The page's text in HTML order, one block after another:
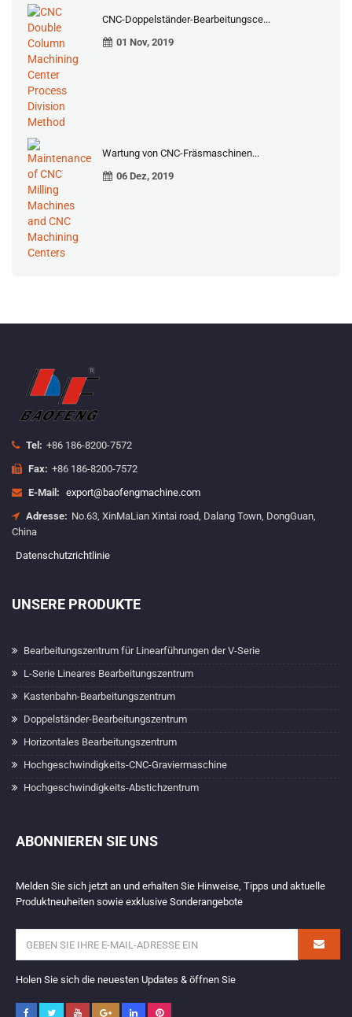
CNC-Doppelständer-Bearbeitungsce...
01 Nov, 2019
Wartung von CNC-Fräsmaschinen...
06 Dez, 2019
Tel: +86 186-8200-7572
Fax: +86 186-8200-7572
E-Mail: export@baofengmachine.com
Adresse: No.63, XinMaLian Xintai road, Dalang Town, DongGuan,
China
Datenschutzrichtlinie
UNSERE PRODUKTE
Bearbeitungszentrum für Linearführungen der V-Serie
L-Serie Lineares Bearbeitungszentrum
Kastenbahn-Bearbeitungszentrum
Doppelständer-Bearbeitungszentrum
Horizontales Bearbeitungszentrum
Hochgeschwindigkeits-CNC-Graviermaschine
Hochgeschwindigkeits-Abstichzentrum
ABONNIEREN SIE UNS
Melden Sie sich jetzt an und erhalten Sie Hinweise, Tipps und aktuelle
Produktneuheiten sowie exklusive Sonderangebote
Holen Sie sich die neuesten Updates & öffnen Sie